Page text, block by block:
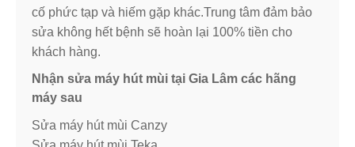
cố phức tạp và hiếm gặp khác.Trung tâm đảm bảo
sửa không hết bệnh sẽ hoàn lại 100% tiền cho
khách hàng.
Nhận sửa máy hút mùi tại Gia Lâm các hãng
máy sau
Sửa máy hút mùi Canzy